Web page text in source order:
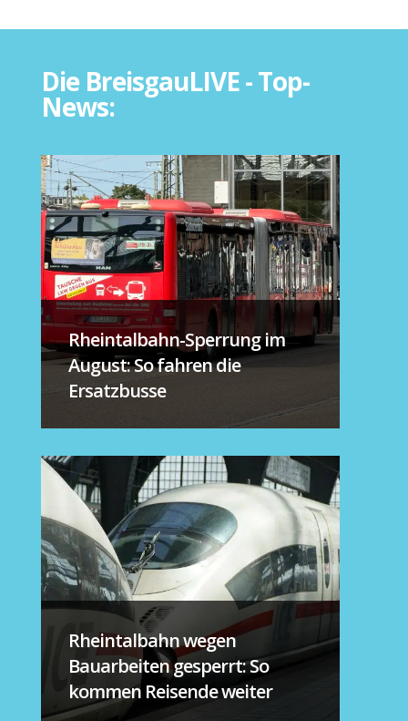
Die BreisgauLIVE - Top-
News:
Rheintalbahn-Sperrung im
August: So fahren die
Ersatzbusse
Rheintalbahn wegen
Bauarbeiten gesperrt: So
kommen Reisende weiter